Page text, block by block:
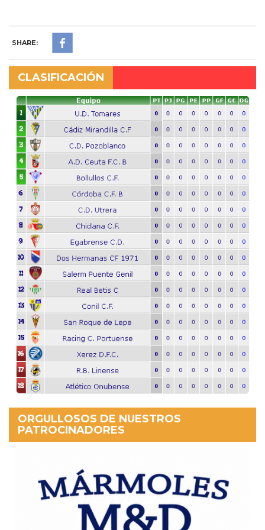
SHARE:
CLASIFICACIÓN
ORGULLOSOS DE NUESTROS
PATROCINADORES